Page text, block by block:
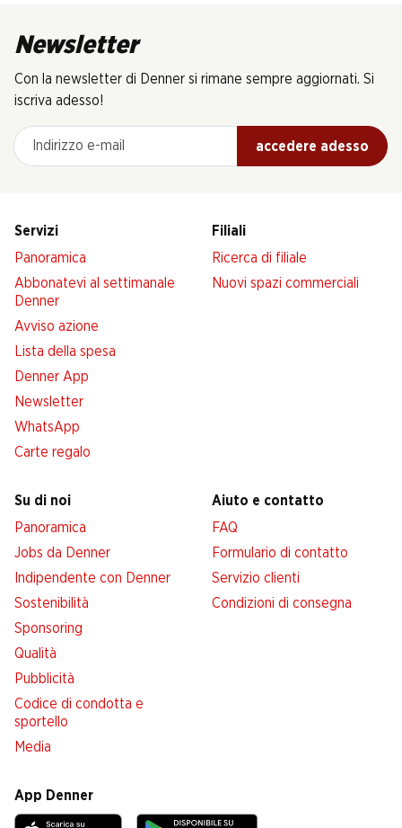
Newsletter
Con la newsletter di Denner si rimane sempre aggiornati. Si
iscriva adesso!
Indirizzo e-mail
accedere adesso
Servizi
Panoramica
Abbonatevi al settimanale
Denner
Avviso azione
Lista della spesa
Denner App
Newsletter
WhatsApp
Carte regalo
Filiali
Ricerca di filiale
Nuovi spazi commerciali
Su di noi
Panoramica
Jobs da Denner
Indipendente con Denner
Sostenibilità
Sponsoring
Qualità
Pubblicità
Codice di condotta e
sportello
Media
Aiuto e contatto
FAQ
Formulario di contatto
Servizio clienti
Condizioni di consegna
App Denner